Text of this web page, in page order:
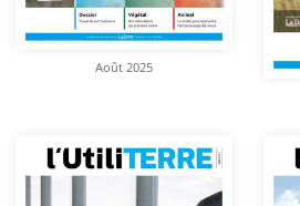
Août 2025